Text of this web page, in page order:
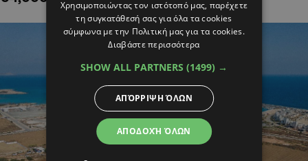
Χρησιμοποιώντας τον ιστότοπό μας, παρέχετε
τη συγκατάθεσή σας για όλα τα cookies
σύμφωνα με την Πολιτική μας για τα cookies.
Διαβάστε περισσότερα
SHOW ALL PARTNERS (1499) →
ΑΠΟΔΟΧΉ ΌΛΩΝ
ΑΠΌΡΡΙΨΗ ΌΛΩΝ